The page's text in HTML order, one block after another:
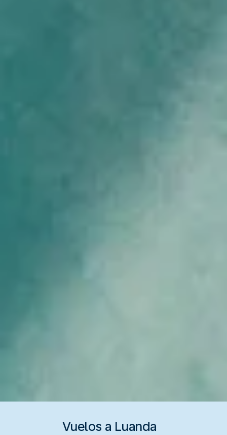
Vuelos a Luanda